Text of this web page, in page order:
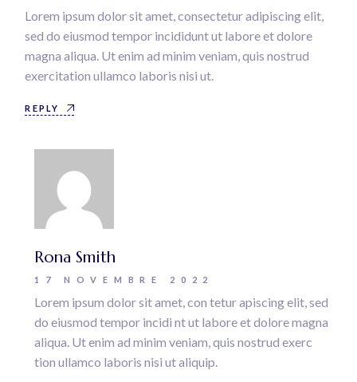
Lorem ipsum dolor sit amet, consectetur adipiscing elit,
sed do eiusmod tempor incididunt ut labore et dolore
magna aliqua. Ut enim ad minim veniam, quis nostrud
exercitation ullamco laboris nisi ut.
REPLY
Rona Smith
17 NOVEMBRE 2022
Lorem ipsum dolor sit amet, con tetur apiscing elit, sed
do eiusmod tempor incidi nt ut labore et dolore magna
aliqua. Ut enim ad minim veniam, quis nostrud exerc
tion ullamco laboris nisi ut aliquip.